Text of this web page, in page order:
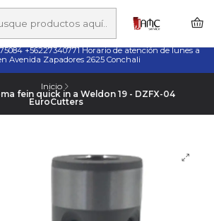
en Chile | Venta, Arriendo y Servicio
+56227340771 Horario de atención de lunes a
Avenida Zapadores 2625 Conchali
Inicio
fein quick in a Weldon 19 - DZFX-04
EuroCutters